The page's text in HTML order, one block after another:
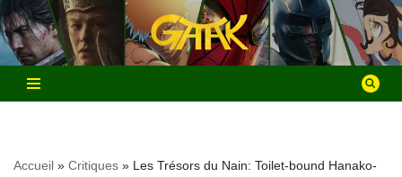
Aller
au
contenu
Accueil » Critiques » Les Trésors du Nain: Toilet-bound Hanako-